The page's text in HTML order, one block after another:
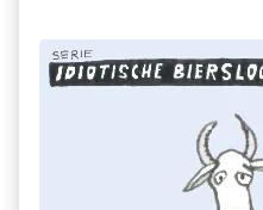
Beispiel
Nr.
by
the
of